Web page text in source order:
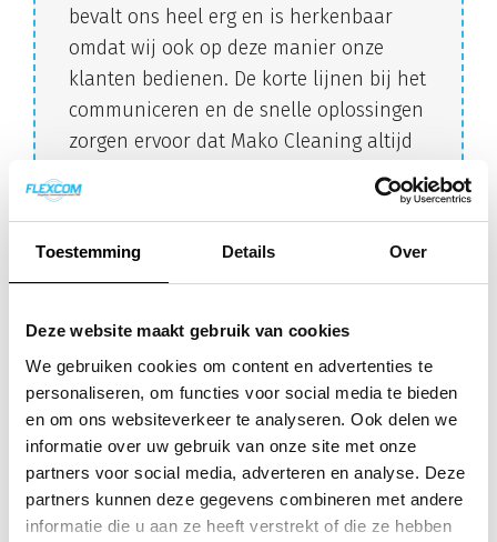
Toestemming Details Over
Deze website maakt gebruik van cookies
We gebruiken cookies om content en advertenties te
personaliseren, om functies voor social media te bieden
en om ons websiteverkeer te analyseren. Ook delen we
informatie over uw gebruik van onze site met onze
partners voor social media, adverteren en analyse. Deze
partners kunnen deze gegevens combineren met andere
informatie die u aan ze heeft verstrekt of die ze hebben
bevalt ons heel erg en is herkenbaar
omdat wij ook op deze manier onze
klanten bedienen. De korte lijnen bij het
communiceren en de snelle oplossingen
zorgen ervoor dat Mako Cleaning altijd
Gerard de Man | Directeur Mako Cleaning
Service
Over Mako Cleaning
Service
Hart voor ons vak, hard voor vuil.
Dat is het motto van Mako Cleaning Service. Een